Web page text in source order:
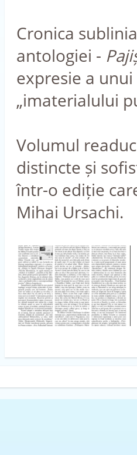
Cronica
antologiei -
expresie a
„imaterialului
Volumul
distincte și
într-o ediție
Mihai Ursachi.